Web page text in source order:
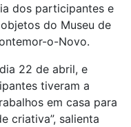
dos participantes e
do Museu de
o-Novo.
22 de abril, e
tiveram a
em casa para
criativa”, salienta